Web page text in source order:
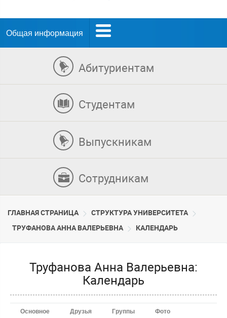
Общая информация
Абитуриентам
Студентам
Выпускникам
Сотрудникам
ГЛАВНАЯ СТРАНИЦА
CТРУКТУРА УНИВЕРСИТЕТА
ТРУФАНОВА АННА ВАЛЕРЬЕВНА
КАЛЕНДАРЬ
Труфанова Анна Валерьевна:
Календарь
Основное Друзья Группы Фото